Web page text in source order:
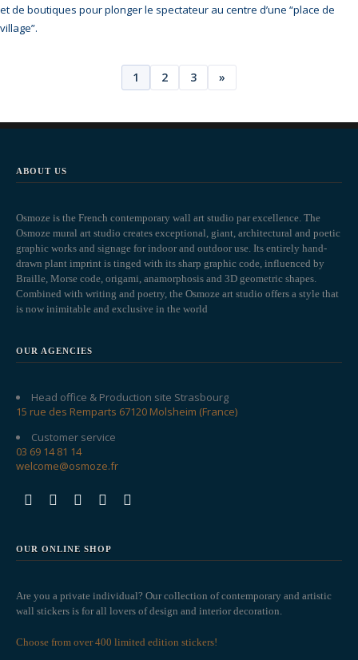
et de boutiques pour plonger le spectateur au centre d’une “place de
village”.
1 2 3 »
ABOUT US
Osmoze is the French contemporary wall art studio par excellence. The
Osmoze mural art studio creates exceptional, giant, architectural and poetic
graphic works and signage for indoor and outdoor use. Its entirely hand-
drawn plant imprint is tinged with its sharp graphic code, influenced by
Braille, Morse code, origami, anamorphosis and 3D geometric shapes.
Combined with writing and poetry, the Osmoze art studio offers a style that
is now inimitable and exclusive in the world
OUR AGENCIES
Head office & Production site Strasbourg
15 rue des Remparts 67120 Molsheim (France)
Customer service
03 69 14 81 14
welcome@osmoze.fr
OUR ONLINE SHOP
Are you a private individual? Our collection of contemporary and artistic
wall stickers is for all lovers of design and interior decoration.
Choose from over 400 limited edition stickers!